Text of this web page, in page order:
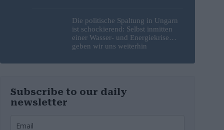
Die politische Spaltung in Ungarn
ist schockierend: Selbst inmitten
einer Wasser- und Energiekrise
geben wir uns weiterhin
Subscribe to our daily
newsletter